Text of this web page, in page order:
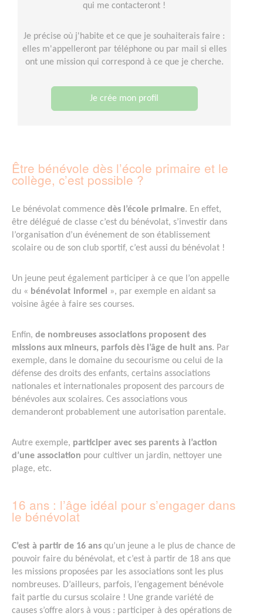
qui me contacteront !
Je précise où j'habite et ce que je souhaiterais faire :
elles m'appelleront par téléphone ou par mail si elles
ont une mission qui correspond à ce que je cherche.
Je crée mon profil
Être bénévole dès l’école primaire et le
collège, c’est possible ?
Le bénévolat commence dès l’école primaire. En effet,
être délégué de classe c’est du bénévolat, s’investir dans
l’organisation d’un événement de son établissement
scolaire ou de son club sportif, c’est aussi du bénévolat !
Un jeune peut également participer à ce que l’on appelle
du « bénévolat informel
», par exemple en aidant sa
voisine âgée à faire ses courses.
Enfin, de nombreuses associations proposent des
missions aux mineurs, parfois dès l’âge de huit ans. Par
exemple, dans le domaine du secourisme ou celui de la
défense des droits des enfants, certains associations
nationales et internationales proposent des parcours de
bénévoles aux scolaires. Ces associations vous
demanderont probablement une autorisation parentale.
Autre exemple, participer avec ses parents à l’action
d’une association pour cultiver un jardin, nettoyer une
plage, etc.
16 ans : l’âge idéal pour s’engager dans
le bénévolat
C’est à partir de 16 ans qu’un jeune a le plus de chance de
pouvoir faire du bénévolat, et c’est à partir de 18 ans que
les missions proposées par les associations sont les plus
nombreuses. D’ailleurs, parfois, l’engagement bénévole
fait partie du cursus scolaire ! Une grande variété de
causes s’offre alors à vous : participer à des opérations de